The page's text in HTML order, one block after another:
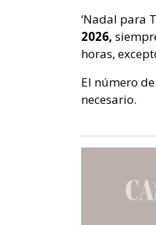
‘Nadal para
2026,
horas,
El número
necesario.